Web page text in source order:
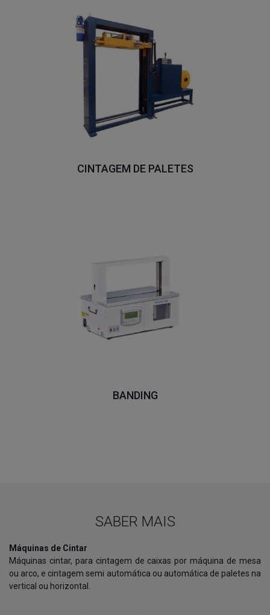
CINTAGEM DE PALETES
BANDING
SABER MAIS
Máquinas de Cintar
Máquinas cintar, para cintagem de caixas por máquina de mesa
ou arco, e cintagem semi automática ou automática de paletes na
vertical ou horizontal.